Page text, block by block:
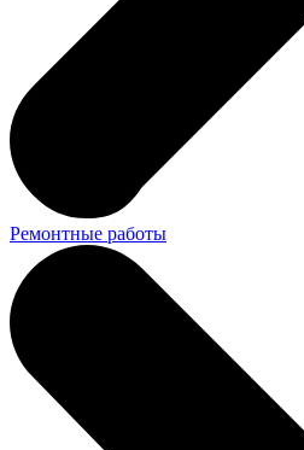
Ремонтные работы